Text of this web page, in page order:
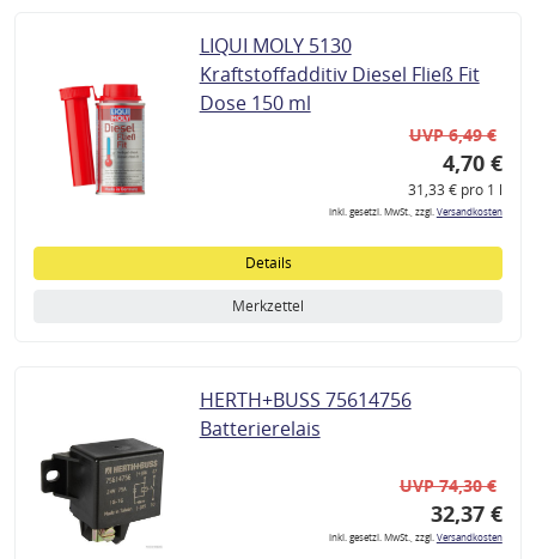
LIQUI MOLY 5130
Kraftstoffadditiv Diesel Fließ Fit
Dose 150 ml
UVP 6,49 €
4,70 €
31,33 € pro 1 l
inkl. gesetzl. MwSt., zzgl.Versandkosten
Details
Merkzettel
HERTH+BUSS 75614756
Batterierelais
UVP 74,30 €
32,37 €
inkl. gesetzl. MwSt., zzgl.Versandkosten